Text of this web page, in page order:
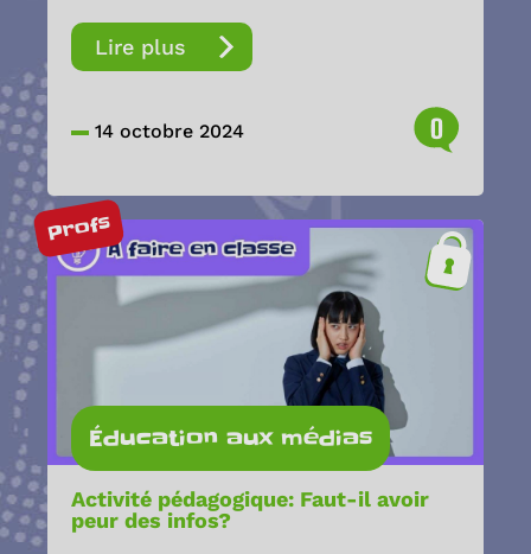
Lire plus
14 octobre 2024 0
Profs
Éducation aux médias
Activité pédagogique: Faut-il avoir
peur des infos?